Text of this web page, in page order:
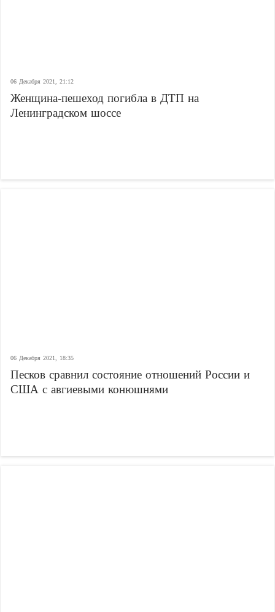
06 Декабря 2021, 21:12
Женщина-пешеход погибла в ДТП на
Ленинградском шоссе
06 Декабря 2021, 18:35
Песков сравнил состояние отношений России и
США с авгиевыми конюшнями